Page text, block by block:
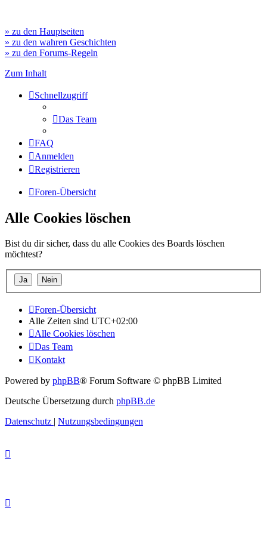
» zu den Hauptseiten
» zu den wahren Geschichten
» zu den Forums-Regeln
Zum Inhalt
Schnellzugriff
Das Team
FAQ
Anmelden
Registrieren
Foren-Übersicht
Alle Cookies löschen
Bist du dir sicher, dass du alle Cookies des Boards löschen
möchtest?
Foren-Übersicht
Alle Zeiten sind UTC+02:00
Alle Cookies löschen
Das Team
Kontakt
Powered by phpBB® Forum Software © phpBB Limited
Deutsche Übersetzung durch phpBB.de
Datenschutz | Nutzungsbedingungen